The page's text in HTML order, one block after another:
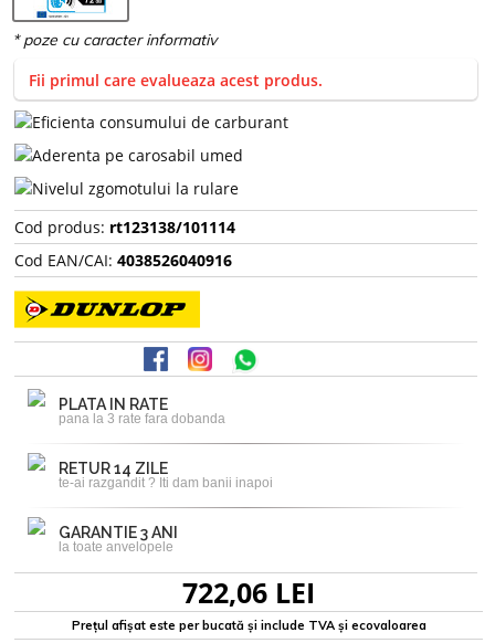
Fii primul care evalueaza acest produs.
Cod produs: rt123138/101114
Cod EAN/CAI: 4038526040916
PLATA IN RATE
pana la 3 rate fara dobanda
RETUR 14 ZILE
te-ai razgandit ? Iti dam banii inapoi
GARANTIE 3 ANI
la toate anvelopele
722,06 LEI
Prețul afișat este per bucată și include TVA și ecovaloarea